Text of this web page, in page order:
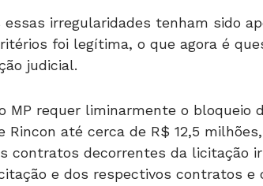
essas irregularidades tenham sido
foi legítima, o que agora é
judicial.
MP requer liminarmente o bloqueio
Rincon até cerca de R$ 12,5
contratos decorrentes da licitação
e dos respectivos contratos e